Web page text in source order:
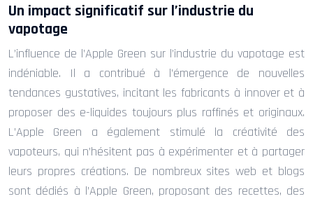
Un impact significatif sur l’industrie du
vapotage
L’influence de l’Apple Green sur l’industrie du vapotage est
indéniable. Il a contribué à l’émergence de nouvelles
tendances gustatives, incitant les fabricants à innover et à
proposer des e-liquides toujours plus raffinés et originaux.
L’Apple Green a également stimulé la créativité des
vapoteurs, qui n’hésitent pas à expérimenter et à partager
leurs propres créations. De nombreux sites web et blogs
sont dédiés à l’Apple Green, proposant des recettes, des